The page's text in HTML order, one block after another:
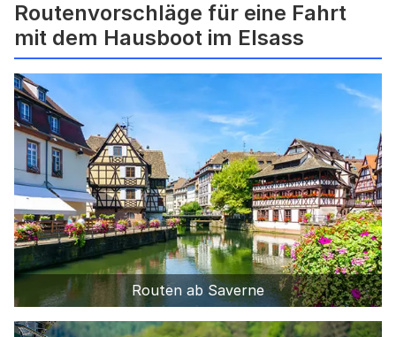
Routenvorschläge für eine Fahrt
mit dem Hausboot im Elsass
Routen ab Saverne